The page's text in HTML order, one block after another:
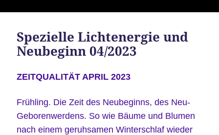
Spezielle Lichtenergie und
Neubeginn 04/2023
ZEITQUALITÄT APRIL 2023
Frühling. Die Zeit des Neubeginns, des Neu-
Geborenwerdens. So wie Bäume und Blumen
nach einem geruhsamen Winterschlaf wieder